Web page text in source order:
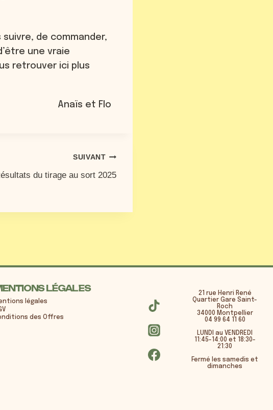
de commander,
une vraie
retrouver ici plus
Anaïs et Flo
SUIVANT
du tirage au sort 2025
LÉGALES
légales
des Offres
21 rue Henri René
Quartier Gare Saint-
Roch
34000 Montpellier
04 99 64 11 60
LUNDI au VENDREDI
11:45-14:00 et 18:30-
21:30
Fermé les samedis et
dimanches